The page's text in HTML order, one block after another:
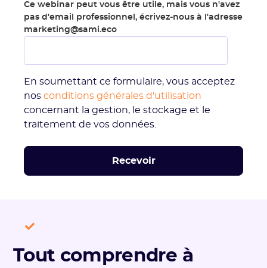
Tout comprendre à
Ce webinar peut vous être utile, mais vous n'avez
pas d'email professionnel, écrivez-nous à l'adresse
marketing@sami.eco
En soumettant ce formulaire, vous acceptez
nos conditions générales d'utilisation
concernant la gestion, le stockage et le
traitement de vos données.